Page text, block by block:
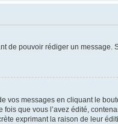
de pouvoir rédiger un message.
vos messages en cliquant le
que vous l’avez édité,
exprimant la raison de leur